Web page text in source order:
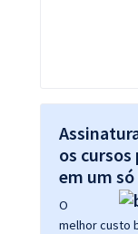
os
em um
O
melhor custo